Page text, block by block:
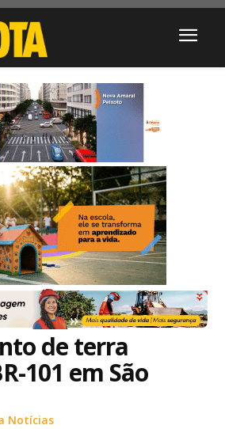
de terra
101 em São
Notícias